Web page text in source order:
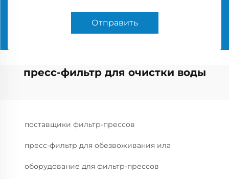
Отправить
пресс-фильтр для очистки воды
поставщики фильтр-прессов
пресс-фильтр для обезвоживания ила
оборудование для фильтр-прессов